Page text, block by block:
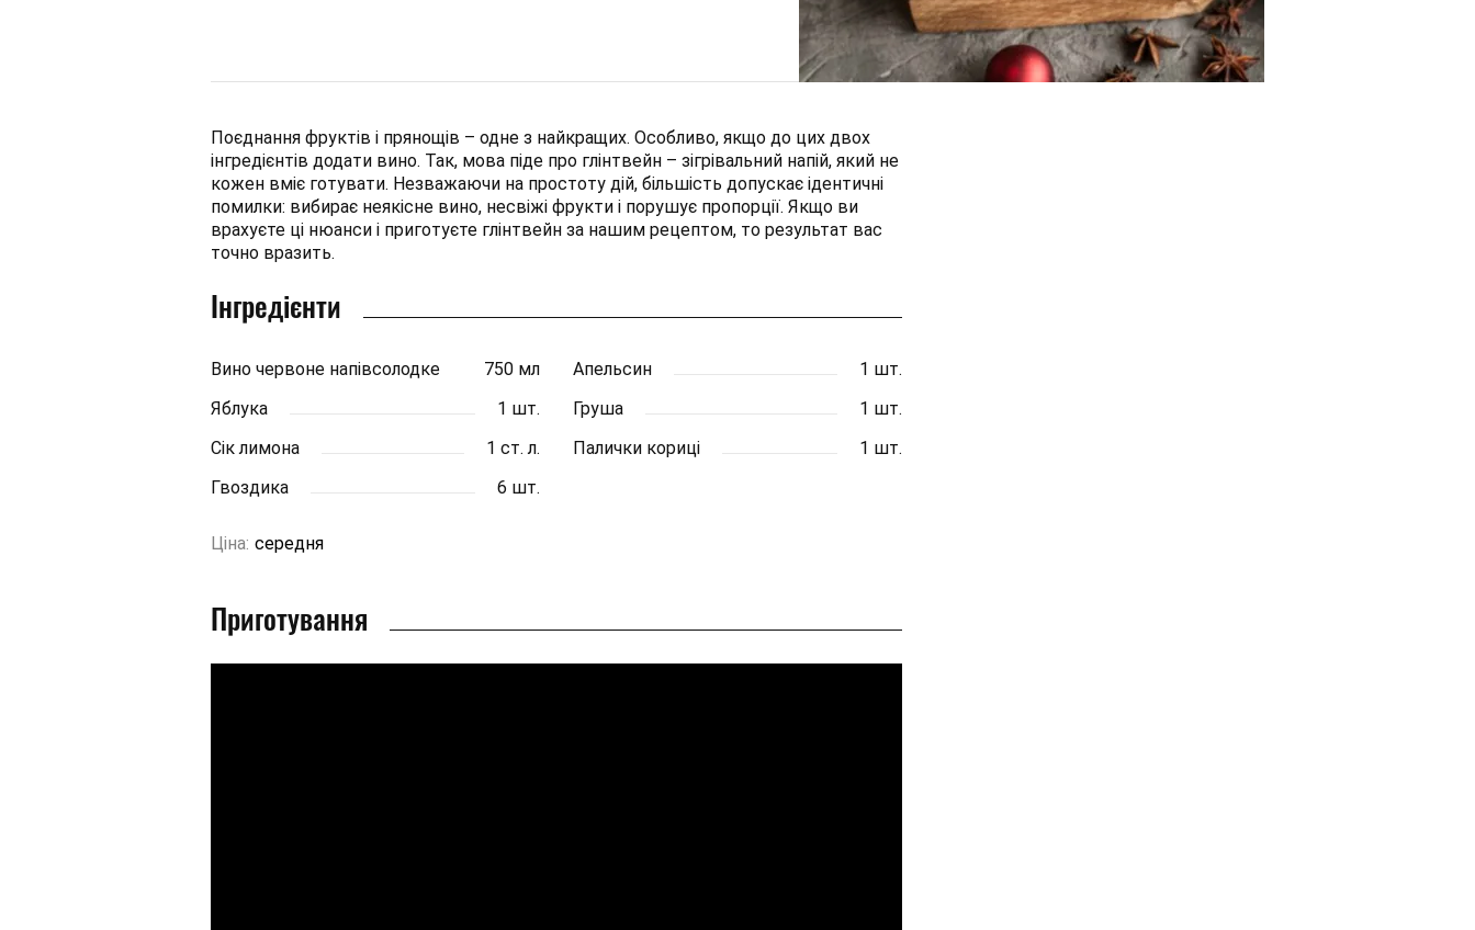
Поєднання фруктів і прянощів – одне з найкращих. Особливо, якщо до цих двох
інгредієнтів додати вино. Так, мова піде про глінтвейн – зігрівальний напій, який не
кожен вміє готувати. Незважаючи на простоту дій, більшість допускає ідентичні
помилки: вибирає неякісне вино, несвіжі фрукти і порушує пропорції. Якщо ви
врахуєте ці нюанси і приготуєте глінтвейн за нашим рецептом, то результат вас
точно вразить.
Інгредієнти
Вино червоне напівсолодке 750 мл Апельсин
1 шт.
Яблука
1 шт. Груша
1 шт.
Сік лимона
1 ст. л. Палички кориці
1 шт.
Гвоздика
6 шт.
Ціна: середня
Приготування